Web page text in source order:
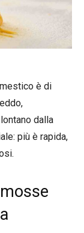
è di
dalla
più è rapida,